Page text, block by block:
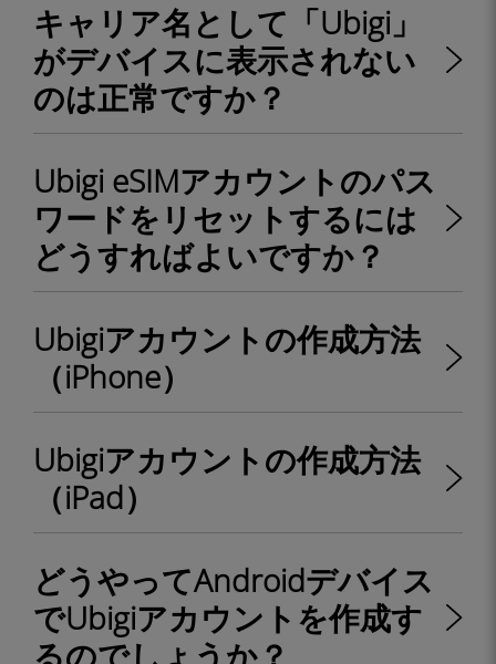
キャリア名として「Ubigi」
がデバイスに表示されない
のは正常ですか？
Ubigi eSIMアカウントのパス
ワードをリセットするには
どうすればよいですか？
Ubigiアカウントの作成方法
（iPhone）
Ubigiアカウントの作成方法
（iPad）
どうやってAndroidデバイス
でUbigiアカウントを作成す
るのでしょうか？